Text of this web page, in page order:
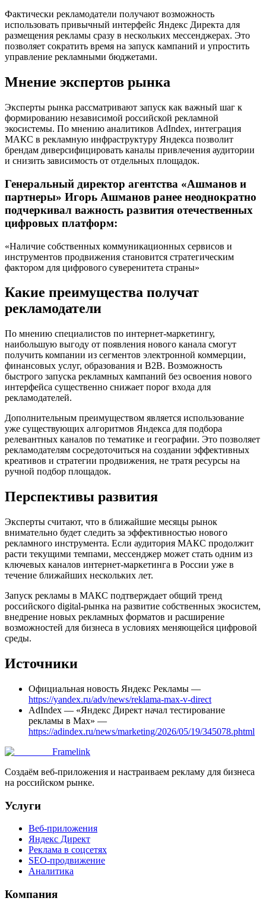
Фактически рекламодатели получают возможность
использовать привычный интерфейс Яндекс Директа для
размещения рекламы сразу в нескольких мессенджерах. Это
позволяет сократить время на запуск кампаний и упростить
управление рекламными бюджетами.
Мнение экспертов рынка
Эксперты рынка рассматривают запуск как важный шаг к
формированию независимой российской рекламной
экосистемы. По мнению аналитиков AdIndex, интеграция
МАКС в рекламную инфраструктуру Яндекса позволит
брендам диверсифицировать каналы привлечения аудитории
и снизить зависимость от отдельных площадок.
Генеральный директор агентства «Ашманов и
партнеры» Игорь Ашманов ранее неоднократно
подчеркивал важность развития отечественных
цифровых платформ:
«Наличие собственных коммуникационных сервисов и
инструментов продвижения становится стратегическим
фактором для цифрового суверенитета страны»
Какие преимущества получат
рекламодатели
По мнению специалистов по интернет-маркетингу,
наибольшую выгоду от появления нового канала смогут
получить компании из сегментов электронной коммерции,
финансовых услуг, образования и B2B. Возможность
быстрого запуска рекламных кампаний без освоения нового
интерфейса существенно снижает порог входа для
рекламодателей.
Дополнительным преимуществом является использование
уже существующих алгоритмов Яндекса для подбора
релевантных каналов по тематике и географии. Это позволяет
рекламодателям сосредоточиться на создании эффективных
креативов и стратегии продвижения, не тратя ресурсы на
ручной подбор площадок.
Перспективы развития
Эксперты считают, что в ближайшие месяцы рынок
внимательно будет следить за эффективностью нового
рекламного инструмента. Если аудитория МАКС продолжит
расти текущими темпами, мессенджер может стать одним из
ключевых каналов интернет-маркетинга в России уже в
течение ближайших нескольких лет.
Запуск рекламы в МАКС подтверждает общий тренд
российского digital-рынка на развитие собственных экосистем,
внедрение новых рекламных форматов и расширение
возможностей для бизнеса в условиях меняющейся цифровой
среды.
Источники
Официальная новость Яндекс Рекламы —
https://yandex.ru/adv/news/reklama-max-v-direct
AdIndex — «Яндекс Директ начал тестирование
рекламы в Max» —
https://adindex.ru/news/marketing/2026/05/19/345078.phtml
Framelink
Создаём веб-приложения и настраиваем рекламу для бизнеса
на российском рынке.
Услуги
Веб-приложения
Яндекс Директ
Реклама в соцсетях
SEO-продвижение
Аналитика
Компания